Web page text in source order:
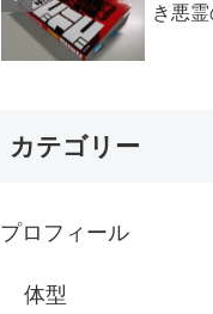
き悪
カテゴリー
プロフィール
体型